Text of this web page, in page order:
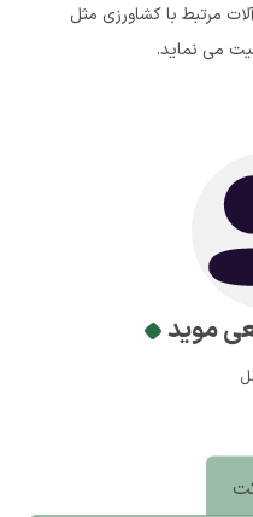
مرتبط با کشاورزی مثل
می نماید.
موید